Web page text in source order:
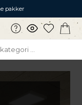
pakker